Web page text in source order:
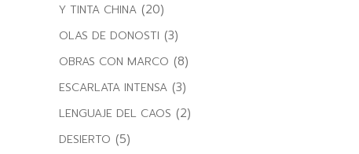
Y TINTA CHINA (20)
OLAS DE DONOSTI (3)
OBRAS CON MARCO (8)
ESCARLATA INTENSA (3)
LENGUAJE DEL CAOS (2)
DESIERTO (5)